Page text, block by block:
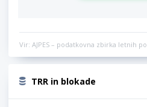
Vir: AJPES – podatkovna zbirka letnih
TRR in blokade